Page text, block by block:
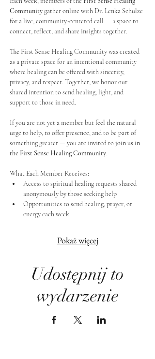
Community gather online with Dr. Lenka Schulze
for a live, community-centered call — a space to
connect, reflect, and share insights together.
The First Sense Healing Community was created
as a private space for an intentional community
where healing can be offered with sincerity,
privacy, and respect. Together, we honor our
shared intention to send healing, light, and
support to those in need.
If you are not yet a member but feel the natural
urge to help, to offer presence, and to be part of
something greater — you are invited to join us in
the First Sense Healing Community.
What Each Member Receives:
Access to spiritual healing requests shared
anonymously by those seeking help
Opportunities to send healing, prayer, or
energy each week
Pokaż więcej
Udostępnij to
wydarzenie